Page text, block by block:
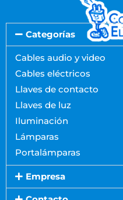
Categorías
Cables audio y video
Cables eléctricos
Llaves de contacto
Llaves de luz
Iluminación
Lámparas
Portalámparas
Empresa